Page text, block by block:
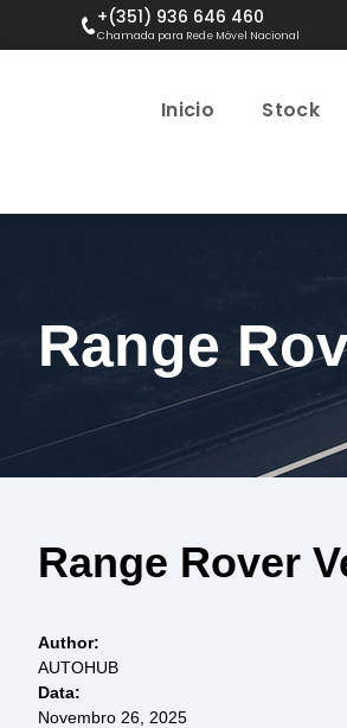
+(351) 936 646 460
Chamada para Rede Móvel Nacional
Inicio Stock
Range
Range Rover
Author:
AUTOHUB
Data:
Novembro 26, 2025